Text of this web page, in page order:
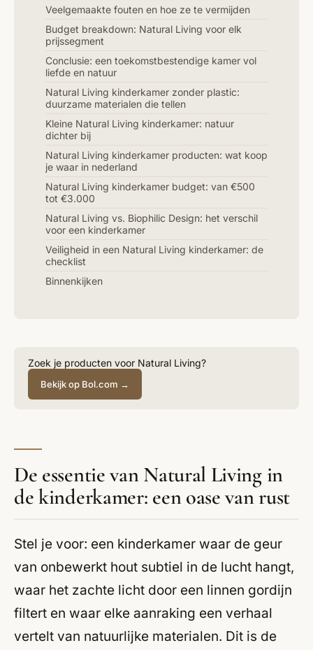
Veelgemaakte fouten en hoe ze te vermijden
Budget breakdown: Natural Living voor elk
prijssegment
Conclusie: een toekomstbestendige kamer vol
liefde en natuur
Natural Living kinderkamer zonder plastic:
duurzame materialen die tellen
Kleine Natural Living kinderkamer: natuur
dichter bij
Natural Living kinderkamer producten: wat koop
je waar in nederland
Natural Living kinderkamer budget: van €500
tot €3.000
Natural Living vs. Biophilic Design: het verschil
voor een kinderkamer
Veiligheid in een Natural Living kinderkamer: de
checklist
Binnenkijken
Zoek je producten voor Natural Living?
Bekijk op Bol.com →
De essentie van Natural Living in
de kinderkamer: een oase van rust
Stel je voor: een kinderkamer waar de geur
van onbewerkt hout subtiel in de lucht hangt,
waar het zachte licht door een linnen gordijn
filtert en waar elke aanraking een verhaal
vertelt van natuurlijke materialen. Dit is de